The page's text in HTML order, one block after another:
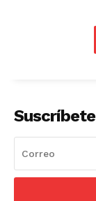
Suscríbete